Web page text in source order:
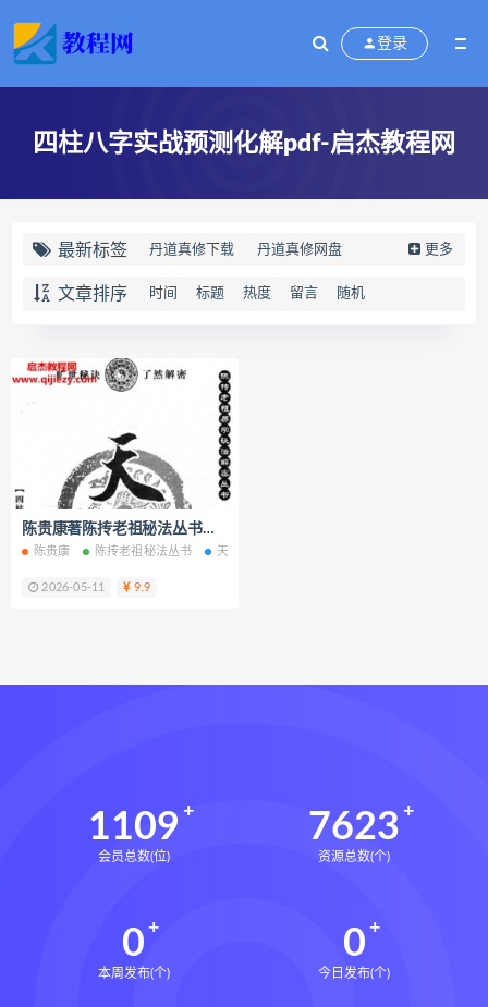
登录
四柱八字实战预测化解pdf-启杰教程网
最新标签 丹道真修下载 丹道真修网盘
丹道真修养生术 丹道真修合集
赵氏寻因断根速效通经术网盘
宫廷御医槌疗术下载
宫廷御医槌疗术网盘
赵书曦宫廷御医槌疗术
脐针通关导引术下载
脐针通关导引术网盘
六爻万象答疑全书网盘
六爻万象答疑全书pdf
道家八字化解指导册下载
道家八字化解指导册网盘
更多
文章排序 时间 标题 热度 留言 随机
陈贵康著陈抟老祖秘法丛书《天运》四柱八字实战预测化解电子书pdf百度网盘下载学习
陈贵康 陈抟老祖秘法丛书 天运四柱八字实战预测化解
2026-05-11 9.9
1109
会员总数(位)
7623
资源总数(个)
0
本周发布(个)
0
今日发布(个)